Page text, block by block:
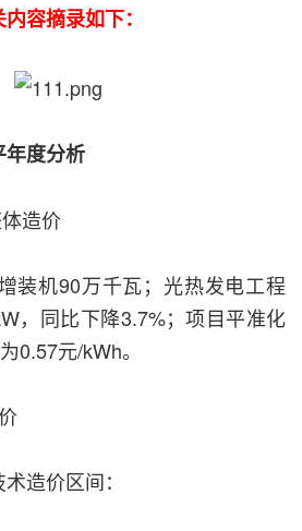
容摘录如下：
年度分析
造价
装机90万千瓦；光热发电工程
，同比下降3.7%；项目平准化
0.57元/kWh。
造价区间：